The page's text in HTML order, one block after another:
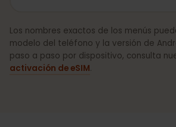
Los nombres exactos de los menús
modelo del teléfono y la versión de
paso a paso por dispositivo, consulta
activación de eSIM.